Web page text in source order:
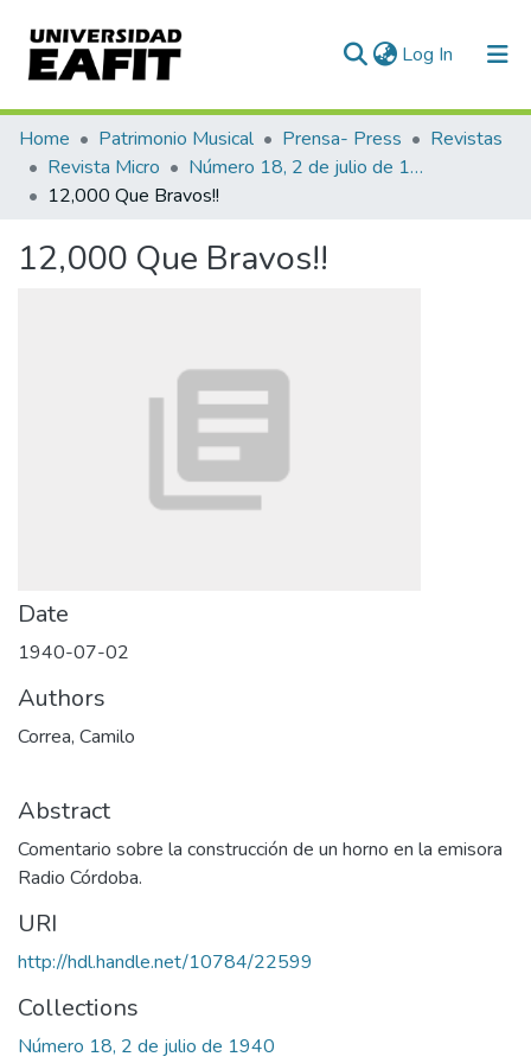
Log In (current)
Communities & Collections
All of DSpace
Home Patrimonio Musical Prensa- Press
Revistas
Revista Micro
Número 18, 2 de julio de 1940
12,000 Que Bravos!!
12,000 Que Bravos!!
Date
1940-07-02
Authors
Correa, Camilo
Abstract
Comentario sobre la construcción de un horno en la emisora
Radio Córdoba.
URI
http://hdl.handle.net/10784/22599
Collections
Número 18, 2 de julio de 1940